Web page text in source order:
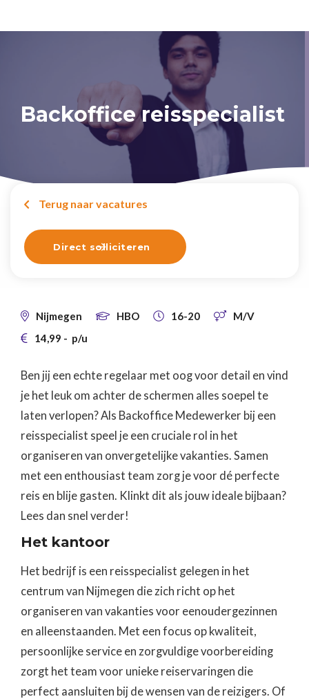
Backoffice reisspecialist
 Terug naar vacatures
Direct solliciteren

 Nijmegen  HBO  16-20  M/V
 14,99 - p/u
Ben jij een echte regelaar met oog voor detail en vind
je het leuk om achter de schermen alles soepel te
laten verlopen? Als Backoffice Medewerker bij een
reisspecialist speel je een cruciale rol in het
organiseren van onvergetelijke vakanties. Samen
met een enthousiast team zorg je voor dé perfecte
reis en blije gasten. Klinkt dit als jouw ideale bijbaan?
Lees dan snel verder!
Het kantoor
Het bedrijf is een reisspecialist gelegen in het
centrum van Nijmegen die zich richt op het
organiseren van vakanties voor eenoudergezinnen
en alleenstaanden. Met een focus op kwaliteit,
persoonlijke service en zorgvuldige voorbereiding
zorgt het team voor unieke reiservaringen die
perfect aansluiten bij de wensen van de reizigers. Of